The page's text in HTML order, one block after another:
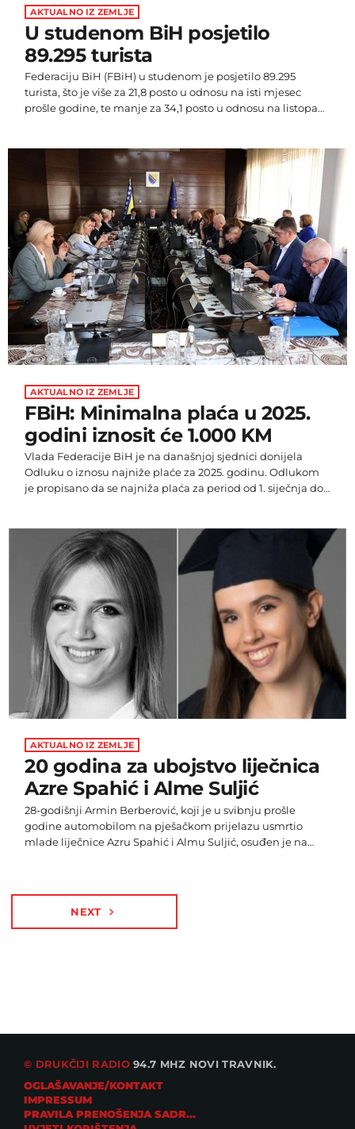
AKTUALNO IZ ZEMLJE
U studenom BiH posjetilo
89.295 turista
Federaciju BiH (FBiH) u studenom je posjetilo 89.295
turista, što je više za 21,8 posto u odnosu na isti mjesec
prošle godine, te manje za 34,1 posto u odnosu na listopad.
posto u odnosu na listopad, podaci su Federalnog zavoda
za statistiku. Domaćih turista u ukupnom broju […]
AKTUALNO IZ ZEMLJE
FBiH: Minimalna plaća u 2025.
godini iznosit će 1.000 KM
Vlada Federacije BiH je na današnjoj sjednici donijela
Odluku o iznosu najniže plaće za 2025. godinu. Odlukom
je propisano da se najniža plaća za period od 1. siječnja do
će se u Službenim novinama Federacije BiH. Ova odluka je
trebala da zamijeni prijašnju uredbu o minimalnim
primanjima. Ipak, treba istaknuti […]
AKTUALNO IZ ZEMLJE
20 godina za ubojstvo liječnica
Azre Spahić i Alme Suljić
28-godišnji Armin Berberović, koji je u svibnju prošle
godine automobilom na pješačkom prijelazu usmrtio
mlade liječnice Azru Spahić i Almu Suljić, osuđen je na
NEXT navigate_next
© DRUKČIJI RADIO94.7 MHZ NOVI TRAVNIK.
OGLAŠAVANJE/KONTAKT
IMPRESSUM
PRAVILA PRENOŠENJA SADRŽAJA